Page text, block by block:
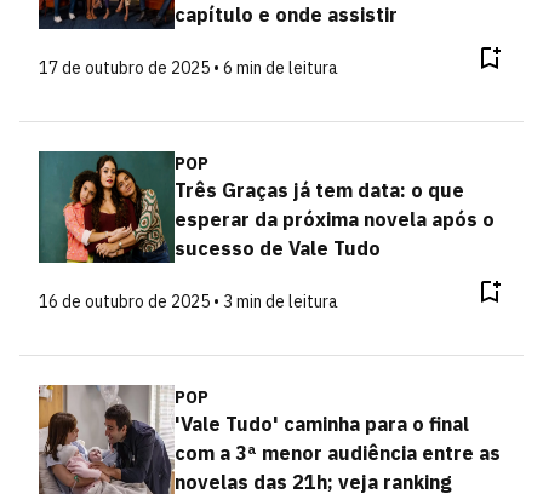
capítulo e onde assistir
17 de outubro de 2025 • 6 min de leitura
POP
Três Graças já tem data: o que
esperar da próxima novela após o
sucesso de Vale Tudo
16 de outubro de 2025 • 3 min de leitura
POP
'Vale Tudo' caminha para o final
com a 3ª menor audiência entre as
novelas das 21h; veja ranking